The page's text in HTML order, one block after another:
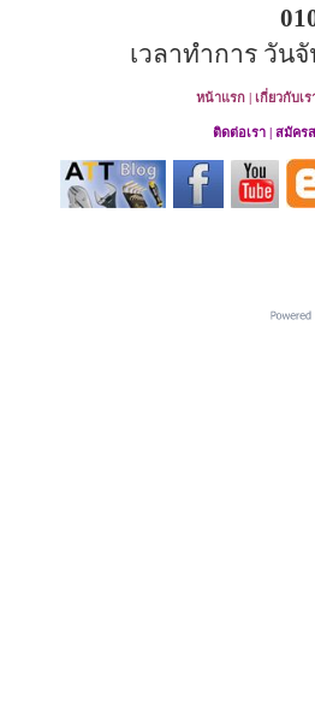
เวลาทำการ วัน
หน้าแรก | เกี่ยวกับเร
ติดต่อเรา | สมัคร